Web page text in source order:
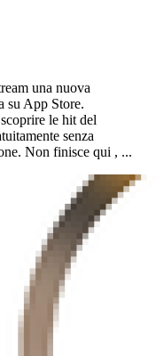
una nuova
su App Store.
le hit del
senza
Non finisce qui , ...